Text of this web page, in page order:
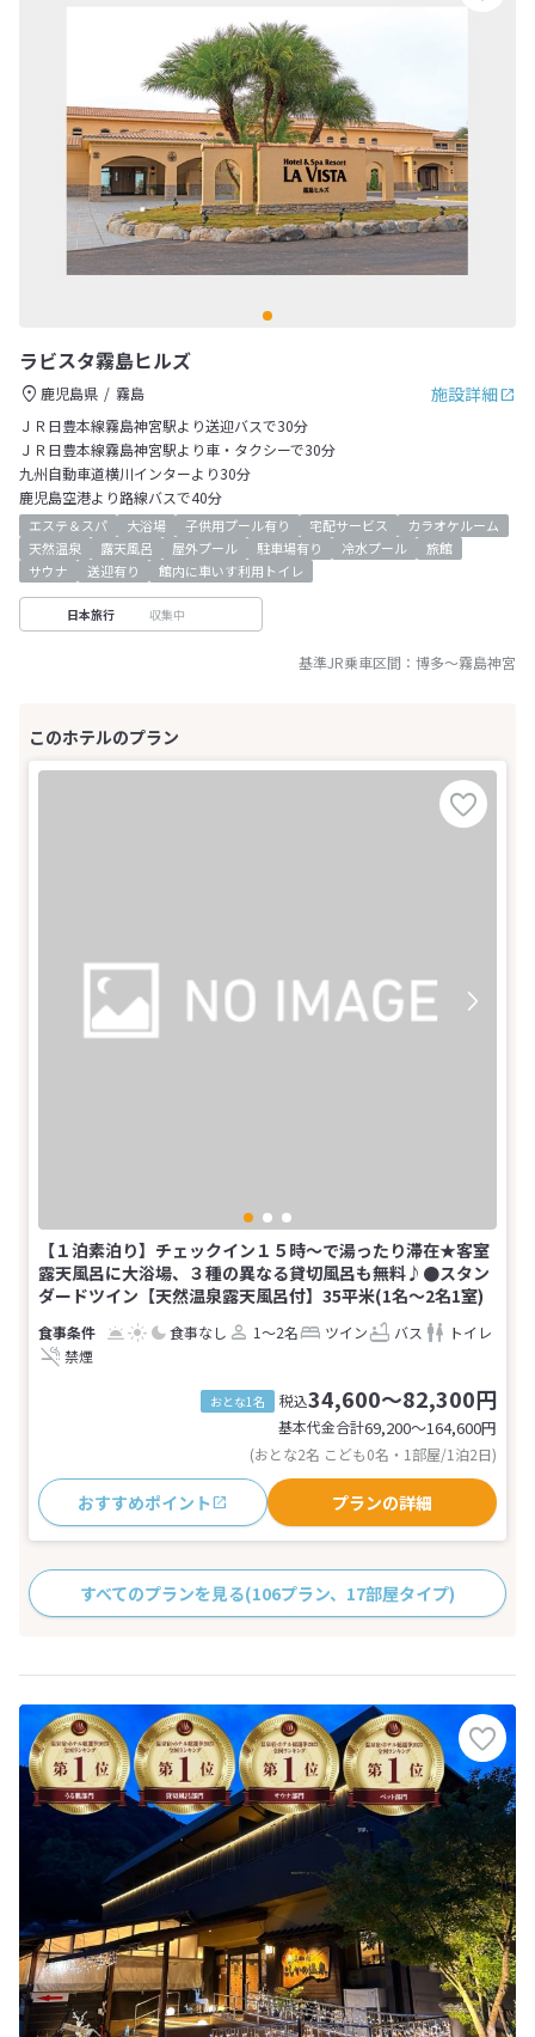
ラビスタ霧島ヒルズ
施設詳細
鹿児島県
霧島
ＪＲ日豊本線霧島神宮駅より送迎バスで30分
ＪＲ日豊本線霧島神宮駅より車・タクシーで30分
九州自動車道横川インターより30分
鹿児島空港より路線バスで40分
エステ＆スパ 大浴場 子供用プール有り 宅配サービス
カラオケルーム
天然温泉
露天風呂 屋外プール 駐車場有り 冷水プール
旅館
サウナ
送迎有り 館内に車いす利用トイレ
日本旅行 収集中
基準JR乗車区間： 博多～霧島神宮
【１泊素泊り】チェックイン１５時～で湯ったり滞在★客室
露天風呂に大浴場、３種の異なる貸切風呂も無料♪●スタン
ダードツイン【天然温泉露天風呂付】35平米(1名～2名1室)
食事なし 1～2名 ツイン バス
トイレ
禁煙
おとな1名 税込34,600～82,300円
基本代金合計69,200〜164,600円
(おとな2名 こども0名・1部屋/1泊2日)
おすすめポイント プランの詳細
すべてのプランを見る(106プラン、17部屋タイプ)